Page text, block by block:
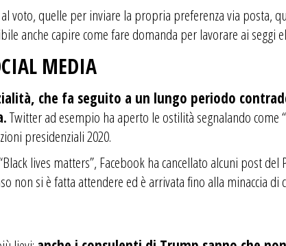
quelle per inviare la propria preferenza via posta,
anche capire come fare domanda per lavorare ai seggi
MEDIA
che fa seguito a un lungo periodo
Twitter ad esempio ha aperto le ostilità segnalando come
presidenziali 2020.
lives matters”, Facebook ha cancellato alcuni post del
non si è fatta attendere ed è arrivata fino alla minaccia di